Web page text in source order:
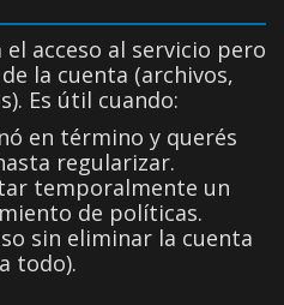
acceso al servicio pero
de la cuenta (archivos,
Es útil cuando:
en término y querés
regularizar.
temporalmente un
de políticas.
sin eliminar la cuenta
todo).